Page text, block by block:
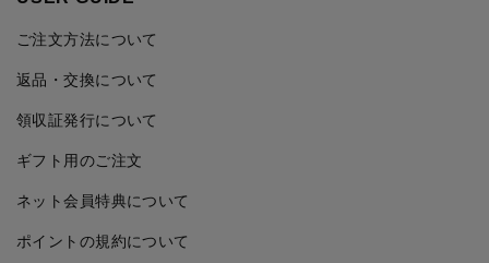
ご注文方法について
返品・交換について
領収証発行について
ギフト用のご注文
ネット会員特典について
ポイントの規約について